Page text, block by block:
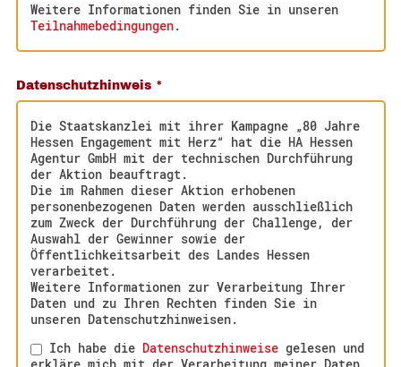
Weitere Informationen finden Sie in unseren
Teilnahmebedingungen.
Datenschutzhinweis *
Die Staatskanzlei mit ihrer Kampagne „80 Jahre
Hessen Engagement mit Herz“ hat die HA Hessen
Agentur GmbH mit der technischen Durchführung
der Aktion beauftragt.
Die im Rahmen dieser Aktion erhobenen
personenbezogenen Daten werden ausschließlich
zum Zweck der Durchführung der Challenge, der
Auswahl der Gewinner sowie der
Öffentlichkeitsarbeit des Landes Hessen
verarbeitet.
Weitere Informationen zur Verarbeitung Ihrer
Daten und zu Ihren Rechten finden Sie in
unseren Datenschutzhinweisen.
Ich habe die Datenschutzhinweise gelesen und